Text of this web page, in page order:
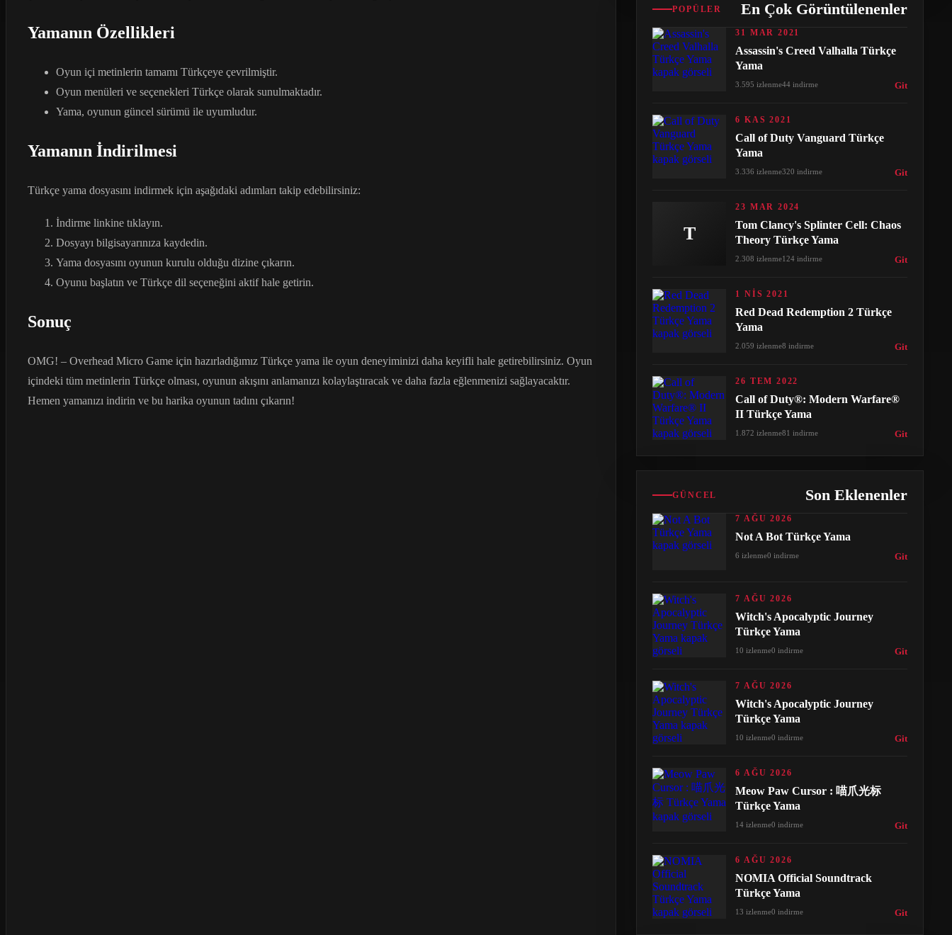
Yamanın Özellikleri
Oyun içi metinlerin tamamı Türkçeye çevrilmiştir.
Oyun menüleri ve seçenekleri Türkçe olarak sunulmaktadır.
Yama, oyunun güncel sürümü ile uyumludur.
Yamanın İndirilmesi
Türkçe yama dosyasını indirmek için aşağıdaki adımları takip edebilirsiniz:
İndirme linkine tıklayın.
Dosyayı bilgisayarınıza kaydedin.
Yama dosyasını oyunun kurulu olduğu dizine çıkarın.
Oyunu başlatın ve Türkçe dil seçeneğini aktif hale getirin.
Sonuç
OMG! – Overhead Micro Game için hazırladığımız Türkçe yama ile oyun deneyiminizi daha keyifli hale getirebilirsiniz. Oyun
içindeki tüm metinlerin Türkçe olması, oyunun akışını anlamanızı kolaylaştıracak ve daha fazla eğlenmenizi sağlayacaktır.
Hemen yamanızı indirin ve bu harika oyunun tadını çıkarın!
POPÜLER En Çok Görüntülenenler
31 MAR 2021
Assassin's Creed Valhalla Türkçe
Yama
3.595 izlenme44 indirme Git
6 KAS 2021
Call of Duty Vanguard Türkçe
Yama
3.336 izlenme320 indirme Git
T
23 MAR 2024
Tom Clancy's Splinter Cell: Chaos
Theory Türkçe Yama
2.308 izlenme124 indirme Git
1 NIS 2021
Red Dead Redemption 2 Türkçe
Yama
2.059 izlenme8 indirme Git
26 TEM 2022
Call of Duty®: Modern Warfare®
II Türkçe Yama
1.872 izlenme81 indirme Git
GÜNCEL Son Eklenenler
7 AĞU 2026
Not A Bot Türkçe Yama
6 izlenme0 indirme Git
7 AĞU 2026
Witch's Apocalyptic Journey
Türkçe Yama
10 izlenme0 indirme Git
7 AĞU 2026
Witch's Apocalyptic Journey
Türkçe Yama
10 izlenme0 indirme Git
6 AĞU 2026
Meow Paw Cursor : 喵爪光标
Türkçe Yama
14 izlenme0 indirme Git
6 AĞU 2026
NOMIA Official Soundtrack
Türkçe Yama
13 izlenme0 indirme Git